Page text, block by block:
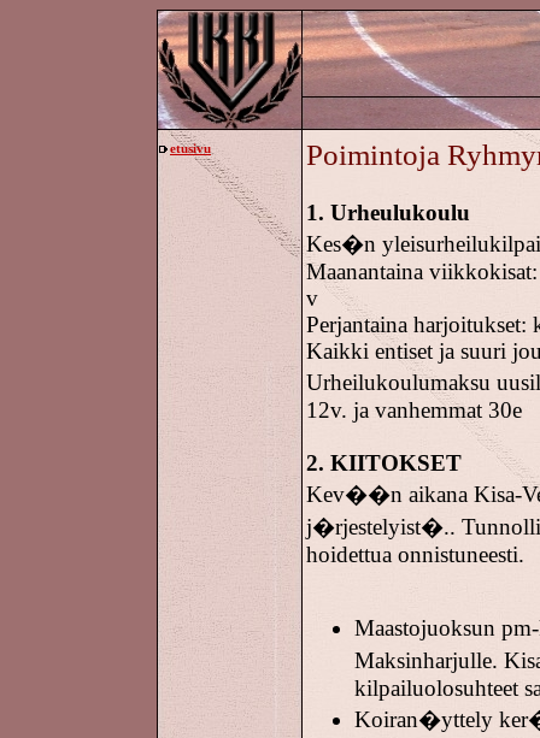
etusivu Poimintoja
1. Urheulukoulu
Kes�n
Maanantaina
v
Perjantaina
Kaikki entiset ja suuri
Urheilukoulumaksu
12v. ja vanhemmat 30e
2. KIITOKSET
Kev��n aikana Kisa-
j�rjestelyist�..
hoidettua onnistuneesti.
Maastojuoksun
Maksinharjulle.
kilpailuolosuhteet
Koiran�yttely